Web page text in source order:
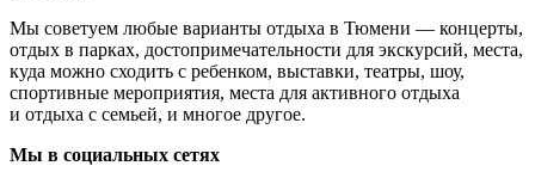
Мы советуем любые варианты отдыха в Тюмени — концерты,
отдых в парках, достопримечательности для экскурсий, места,
куда можно сходить с ребенком, выставки, театры, шоу,
спортивные мероприятия, места для активного отдыха
и отдыха с семьей, и многое другое.
Мы в социальных сетях